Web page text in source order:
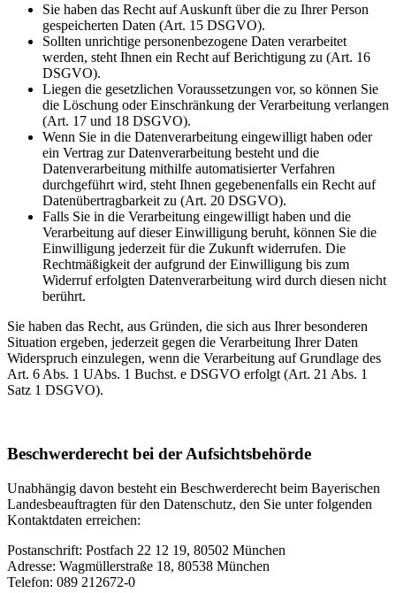
Sie haben das Recht auf Auskunft über die zu Ihrer Person
gespeicherten Daten (Art. 15 DSGVO).
Sollten unrichtige personenbezogene Daten verarbeitet
werden, steht Ihnen ein Recht auf Berichtigung zu (Art. 16
DSGVO).
Liegen die gesetzlichen Voraussetzungen vor, so können Sie
die Löschung oder Einschränkung der Verarbeitung verlangen
(Art. 17 und 18 DSGVO).
Wenn Sie in die Datenverarbeitung eingewilligt haben oder
ein Vertrag zur Datenverarbeitung besteht und die
Datenverarbeitung mithilfe automatisierter Verfahren
durchgeführt wird, steht Ihnen gegebenenfalls ein Recht auf
Datenübertragbarkeit zu (Art. 20 DSGVO).
Falls Sie in die Verarbeitung eingewilligt haben und die
Verarbeitung auf dieser Einwilligung beruht, können Sie die
Einwilligung jederzeit für die Zukunft widerrufen. Die
Rechtmäßigkeit der aufgrund der Einwilligung bis zum
Widerruf erfolgten Datenverarbeitung wird durch diesen nicht
berührt.
Sie haben das Recht, aus Gründen, die sich aus Ihrer besonderen
Situation ergeben, jederzeit gegen die Verarbeitung Ihrer Daten
Widerspruch einzulegen, wenn die Verarbeitung auf Grundlage des
Art. 6 Abs. 1 UAbs. 1 Buchst. e DSGVO erfolgt (Art. 21 Abs. 1
Satz 1 DSGVO).
Beschwerderecht bei der Aufsichtsbehörde
Unabhängig davon besteht ein Beschwerderecht beim Bayerischen
Landesbeauftragten für den Datenschutz, den Sie unter folgenden
Kontaktdaten erreichen:
Postanschrift: Postfach 22 12 19, 80502 München
Adresse: Wagmüllerstraße 18, 80538 München
Telefon: 089 212672-0